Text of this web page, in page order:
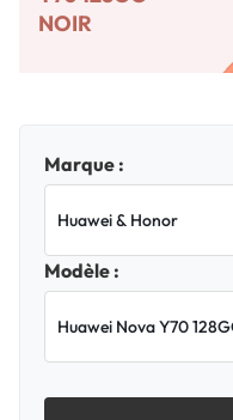
NOIR
Marque :
Modèle :